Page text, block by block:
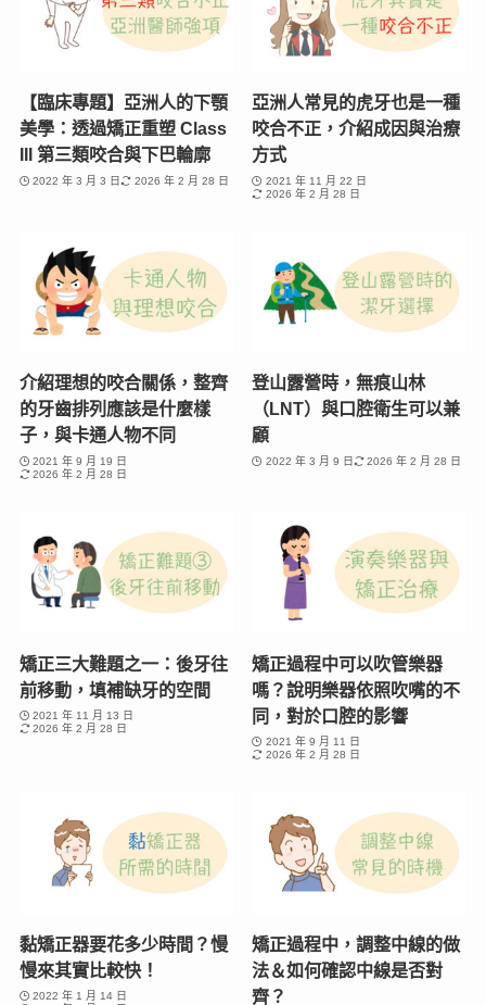
【臨床專題】亞洲人的下顎
美學：透過矯正重塑 Class
III 第三類咬合與下巴輪廓
2022 年 3 月 3 日 2026 年 2 月 28 日
亞洲人常見的虎牙也是一種
咬合不正，介紹成因與治療
方式
2021 年 11 月 22 日
2026 年 2 月 28 日
介紹理想的咬合關係，整齊
的牙齒排列應該是什麼樣
子，與卡通人物不同
2021 年 9 月 19 日
2026 年 2 月 28 日
登山露營時，無痕山林
（LNT）與口腔衛生可以兼
顧
2022 年 3 月 9 日 2026 年 2 月 28 日
矯正三大難題之一：後牙往
前移動，填補缺牙的空間
2021 年 11 月 13 日
2026 年 2 月 28 日
矯正過程中可以吹管樂器
嗎？說明樂器依照吹嘴的不
同，對於口腔的影響
2021 年 9 月 11 日
2026 年 2 月 28 日
黏矯正器要花多少時間？慢
慢來其實比較快！
2022 年 1 月 14 日
矯正過程中，調整中線的做
法＆如何確認中線是否對
齊？